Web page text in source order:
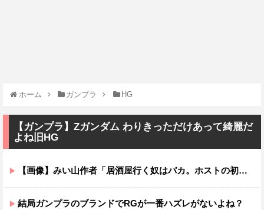
ホーム ガンプラ HG
【ガンプラ】Zガンダム わりきっただけあって綺麗だ
よね旧HG
【画像】みい山作者「居酒屋行く奴はバカ。ホストの初回なら居酒屋より安く飲めてイケメンにチヤホヤされる」
結局ガンプラのブランドでRGが一番ハズレがないよね？